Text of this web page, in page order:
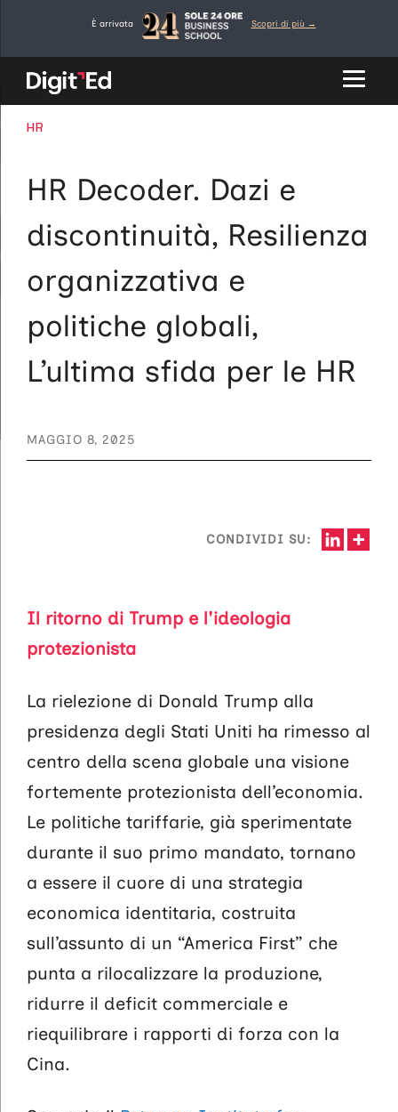
contenuto
È arrivata Scopri di più →
CATEGORIE
HR
HR Decoder. Dazi e
discontinuità, Resilienza
organizzativa e
politiche globali,
L’ultima sfida per le HR
MAGGIO 8, 2025
CONDIVIDI SU:
Il ritorno di Trump e l'ideologia
protezionista
La rielezione di Donald Trump alla
presidenza degli Stati Uniti ha rimesso al
centro della scena globale una visione
fortemente protezionista dell’economia.
Le politiche tariffarie, già sperimentate
durante il suo primo mandato, tornano
a essere il cuore di una strategia
economica identitaria, costruita
sull’assunto di un “America First” che
punta a rilocalizzare la produzione,
ridurre il deficit commerciale e
riequilibrare i rapporti di forza con la
Cina.